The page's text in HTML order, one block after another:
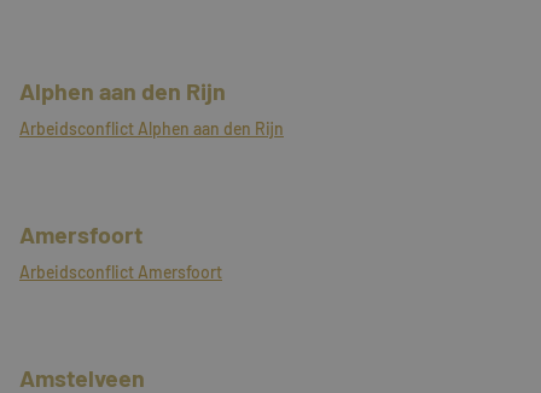
Alphen aan den Rijn
Arbeidsconflict Alphen aan den Rijn
Amersfoort
Arbeidsconflict Amersfoort
Amstelveen